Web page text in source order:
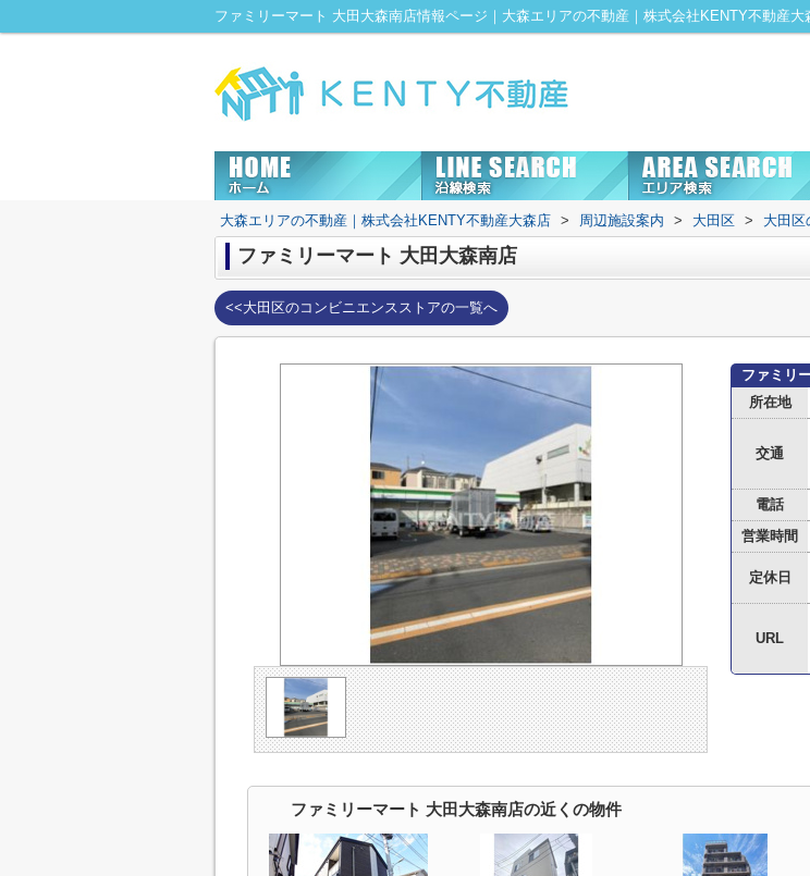
大森エリアの不動産｜株式会社KENTY不動産大森店 > 周辺施設案内 > 大田区 > 大田区
ファミリーマート 大田大森南店
<<大田区のコンビニエンスストアの一覧へ
ファミリ
所在地
交通
電話
営業時間
定休日
URL
ファミリーマート 大田大森南店の近くの物件